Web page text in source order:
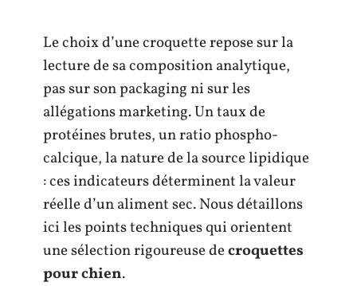
Le choix d’une croquette repose sur la
lecture de sa composition analytique,
pas sur son packaging ni sur les
allégations marketing. Un taux de
protéines brutes, un ratio phospho-
calcique, la nature de la source lipidique
: ces indicateurs déterminent la valeur
réelle d’un aliment sec. Nous détaillons
ici les points techniques qui orientent
une sélection rigoureuse decroquettes
pour chien.